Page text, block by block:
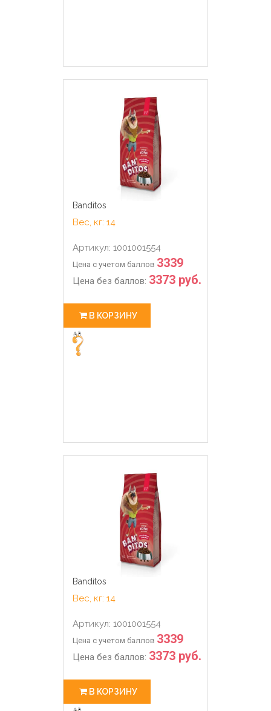
Banditos
Вес, кг: 14
Артикул: 1001001554
Цена с учетом баллов 3339
Цена без баллов: 3373 руб.
В КОРЗИНУ
Banditos
Вес, кг: 14
Артикул: 1001001554
Цена с учетом баллов 3339
Цена без баллов: 3373 руб.
В КОРЗИНУ